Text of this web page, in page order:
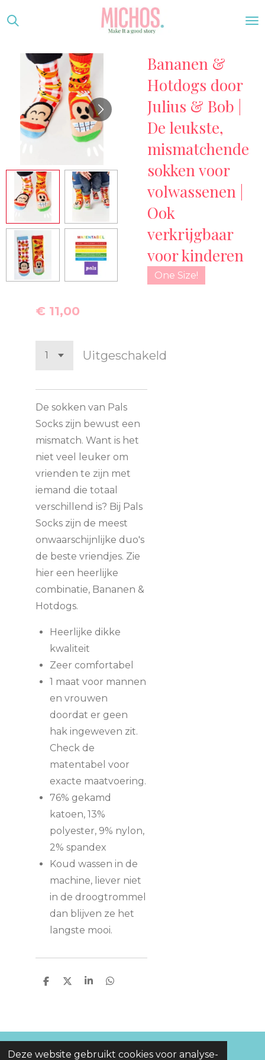
Deze website gebruikt cookies voor analyse-
Ga
direct
hoofdinhoud
Bananen &
Hotdogs door
Julius & Bob |
De leukste,
mismatchende
sokken voor
volwassenen |
Ook
verkrijgbaar
voor kinderen
One Size!
€ 11,00
Uitgeschakeld
De sokken van Pals
Socks zijn bewust een
mismatch. Want is het
niet veel leuker om
vrienden te zijn met
iemand die totaal
verschillend is? Bij Pals
Socks zijn de meest
onwaarschijnlijke duo's
de beste vriendjes. Zie
hier een heerlijke
combinatie, Bananen &
Hotdogs.
Heerlijke dikke
kwaliteit
Zeer comfortabel
1 maat voor mannen
en vrouwen
doordat er geen
hak ingeweven zit.
Check de
matentabel voor
exacte maatvoering.
76% gekamd
katoen, 13%
polyester, 9% nylon,
2% spandex
Koud wassen in de
machine, liever niet
in de droogtrommel
dan blijven ze het
langste mooi.
D
D
S
D
© 2022 - 2025 www.michos.nl